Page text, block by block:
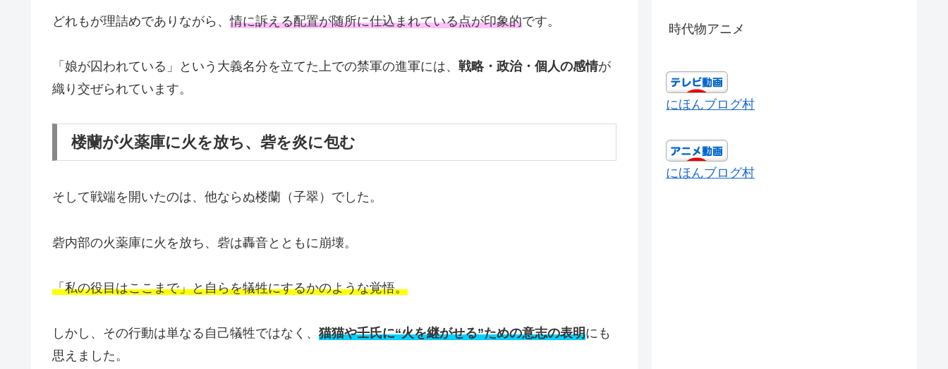
どれもが理詰めでありながら、情に訴える配置が随所に仕込まれている点が印象的です。
「娘が囚われている」という大義名分を立てた上での禁軍の進軍には、 戦略・政治・個人の感情が
織り交ぜられています。
楼蘭が火薬庫に火を放ち、砦を炎に包む
そして戦端を開いたのは、他ならぬ楼蘭（子翠）でした。
砦内部の火薬庫に火を放ち、砦は轟音とともに崩壊。
「私の役目はここまで」と自らを犠牲にするかのような覚悟。
しかし、その行動は単なる自己犠牲ではなく、 猫猫や壬氏に“火を継がせる”ための意志の表明にも
思えました。
時代物アニメ
にほんブログ村
にほんブログ村